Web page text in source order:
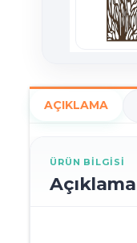
AÇIKLAMA
ÜRÜN BILGISI
Açıklama